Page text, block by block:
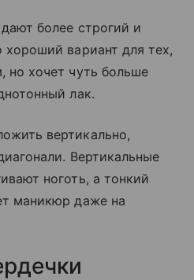
более строгий и
вариант для тех,
но хочет чуть больше
лак.
вертикально,
Вертикальные
ноготь, а тонкий
маникюр даже на